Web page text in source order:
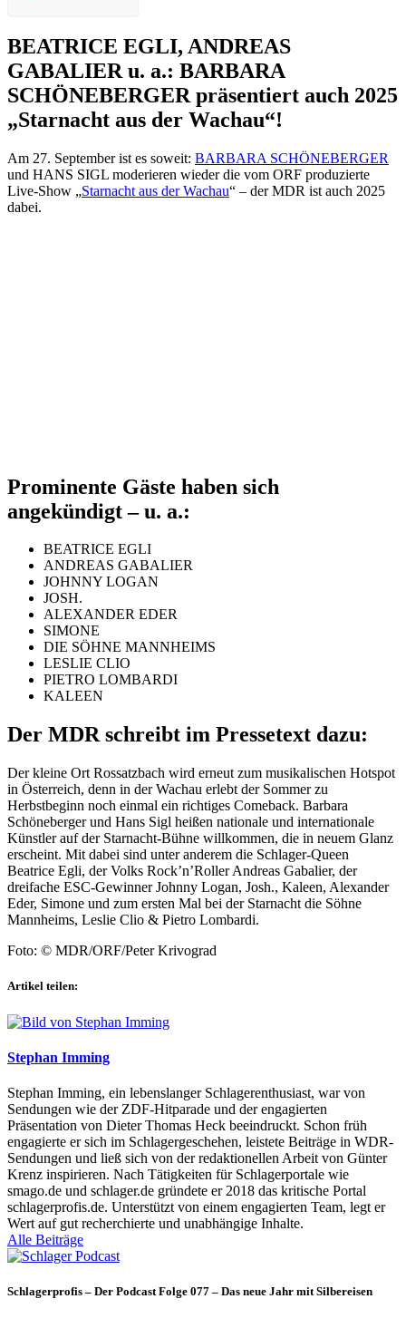
BEATRICE EGLI, ANDREAS
GABALIER u. a.: BARBARA
SCHÖNEBERGER präsentiert auch 2025
„Starnacht aus der Wachau“!
Am 27. September ist es soweit: BARBARA SCHÖNEBERGER
und HANS SIGL moderieren wieder die vom ORF produzierte
Live-Show „Starnacht aus der Wachau“ – der MDR ist auch 2025
dabei.
Prominente Gäste haben sich
angekündigt – u. a.:
BEATRICE EGLI
ANDREAS GABALIER
JOHNNY LOGAN
JOSH.
ALEXANDER EDER
SIMONE
DIE SÖHNE MANNHEIMS
LESLIE CLIO
PIETRO LOMBARDI
KALEEN
Der MDR schreibt im Pressetext dazu:
Der kleine Ort Rossatzbach wird erneut zum musikalischen Hotspot
in Österreich, denn in der Wachau erlebt der Sommer zu
Herbstbeginn noch einmal ein richtiges Comeback. Barbara
Schöneberger und Hans Sigl heißen nationale und internationale
Künstler auf der Starnacht-Bühne willkommen, die in neuem Glanz
erscheint. Mit dabei sind unter anderem die Schlager-Queen
Beatrice Egli, der Volks Rock’n’Roller Andreas Gabalier, der
dreifache ESC-Gewinner Johnny Logan, Josh., Kaleen, Alexander
Eder, Simone und zum ersten Mal bei der Starnacht die Söhne
Mannheims, Leslie Clio & Pietro Lombardi.
Foto: © MDR/ORF/Peter Krivograd
Artikel teilen:
Stephan Imming
Stephan Imming, ein lebenslanger Schlagerenthusiast, war von
Sendungen wie der ZDF-Hitparade und der engagierten
Präsentation von Dieter Thomas Heck beeindruckt. Schon früh
engagierte er sich im Schlagergeschehen, leistete Beiträge in WDR-
Sendungen und ließ sich von der redaktionellen Arbeit von Günter
Krenz inspirieren. Nach Tätigkeiten für Schlagerportale wie
smago.de und schlager.de gründete er 2018 das kritische Portal
schlagerprofis.de. Unterstützt von einem engagierten Team, legt er
Wert auf gut recherchierte und unabhängige Inhalte.
Alle Beiträge
Schlagerprofis – Der Podcast Folge 077 – Das neue Jahr mit Silbereisen